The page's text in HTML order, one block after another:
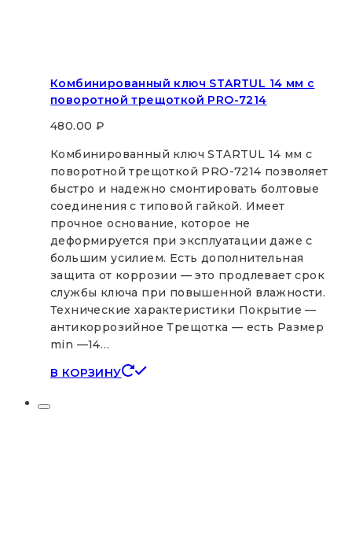
Комбинированный ключ STARTUL 14 мм с
поворотной трещоткой PRO-7214
480.00 ₽
Комбинированный ключ STARTUL 14 мм с
поворотной трещоткой PRO-7214 позволяет
быстро и надежно смонтировать болтовые
соединения с типовой гайкой. Имеет
прочное основание, которое не
деформируется при эксплуатации даже с
большим усилием. Есть дополнительная
защита от коррозии — это продлевает срок
службы ключа при повышенной влажности.
Технические характеристики Покрытие —
антикоррозийное Трещотка — есть Размер
min —14…
В КОРЗИНУ